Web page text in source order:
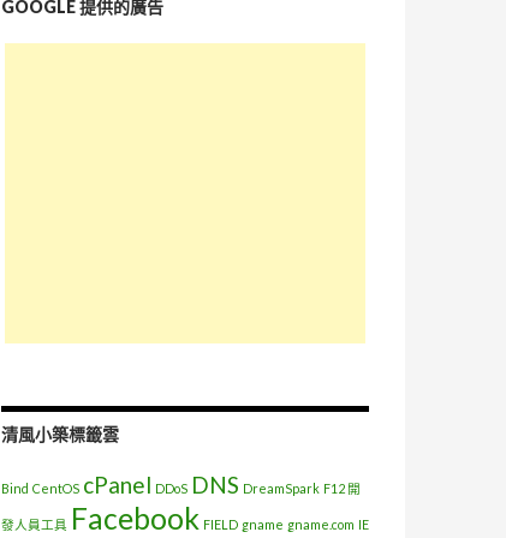
GOOGLE 提供的廣告
清風小築標籤雲
Bind CentOS cPanel DDoS DNS DreamSpark F12 開
發人員工具 Facebook FIELD gname gname.com IE